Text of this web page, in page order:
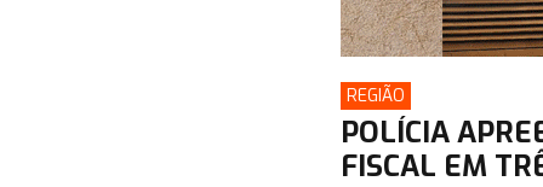
REGIÃO
POLÍCIA
FISCAL EM